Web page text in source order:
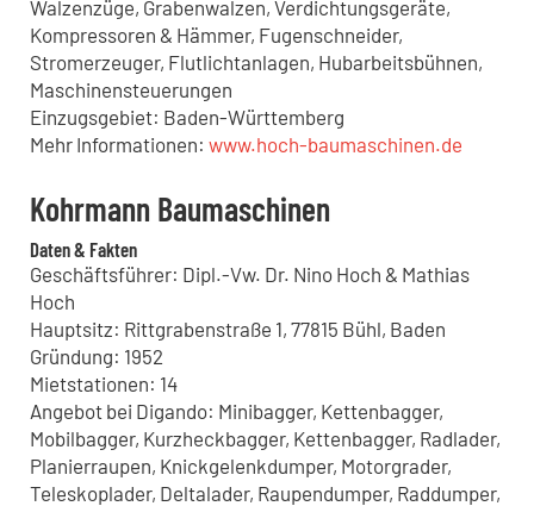
Walzenzüge, Grabenwalzen, Verdichtungsgeräte,
Kompressoren & Hämmer, Fugenschneider,
Stromerzeuger, Flutlichtanlagen, Hubarbeitsbühnen,
Maschinensteuerungen
Einzugsgebiet: Baden-Württemberg
Mehr Informationen: www.hoch-baumaschinen.de
Kohrmann Baumaschinen
Daten & Fakten
Geschäftsführer: Dipl.-Vw. Dr. Nino Hoch & Mathias
Hoch
Hauptsitz: Rittgrabenstraße 1, 77815 Bühl, Baden
Gründung: 1952
Mietstationen: 14
Angebot bei Digando: Minibagger, Kettenbagger,
Mobilbagger, Kurzheckbagger, Kettenbagger, Radlader,
Planierraupen, Knickgelenkdumper, Motorgrader,
Teleskoplader, Deltalader, Raupendumper, Raddumper,